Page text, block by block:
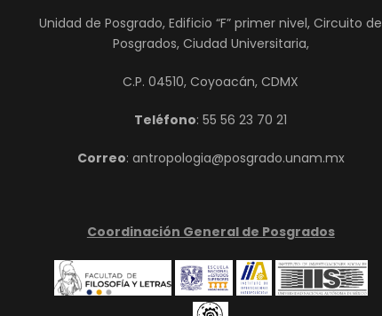
Unidad de Posgrado, Edificio “F” primer nivel, Circuito de
Posgrados, Ciudad Universitaria,
C.P. 04510, Coyoacán, CDMX
Teléfono: 55 56 23 70 21
Correo: antropologia@posgrado.unam.mx
Coordinación General de Posgrados